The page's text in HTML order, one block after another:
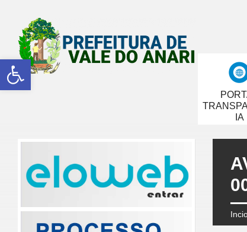
Abrir a barra de ferramentas
IA